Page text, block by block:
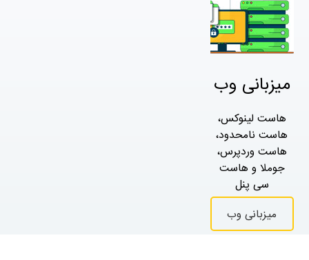
میزبانی وب
هاست لینوکس،
هاست نامحدود،
هاست وردپرس،
جوملا و هاست
سی پنل
میزبانی وب